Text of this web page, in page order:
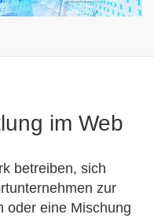
im Web
betreiben, sich
zur
oder eine Mischung